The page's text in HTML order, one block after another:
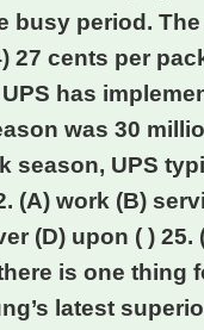
busy period.
27 cents per
has
was 30
season, UPS
(A) work (B)
(D) upon ( )
is one thing
latest